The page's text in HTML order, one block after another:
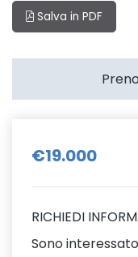
Salva in PDF
€19.000
RICHIEDI
Sono